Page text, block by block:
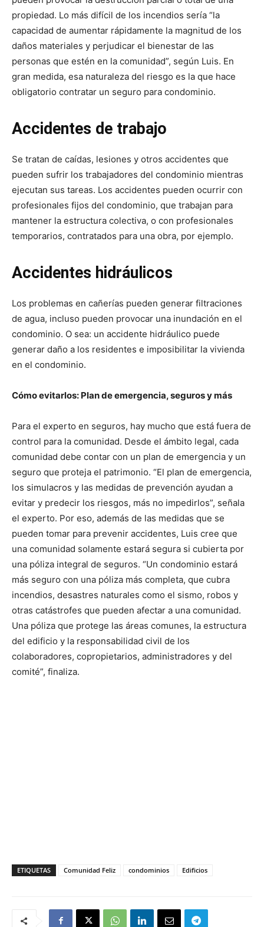
propiedad. Lo más difícil de los incendios sería “la
capacidad de aumentar rápidamente la magnitud de los
daños materiales y perjudicar el bienestar de las
personas que estén en la comunidad”, según Luis. En
gran medida, esa naturaleza del riesgo es la que hace
obligatorio contratar un seguro para condominio.
Accidentes de trabajo
Se tratan de caídas, lesiones y otros accidentes que
pueden sufrir los trabajadores del condominio mientras
ejecutan sus tareas. Los accidentes pueden ocurrir con
profesionales fijos del condominio, que trabajan para
mantener la estructura colectiva, o con profesionales
temporarios, contratados para una obra, por ejemplo.
Accidentes hidráulicos
Los problemas en cañerías pueden generar filtraciones
de agua, incluso pueden provocar una inundación en el
condominio. O sea: un accidente hidráulico puede
generar daño a los residentes e imposibilitar la vivienda
en el condominio.
Cómo evitarlos: Plan de emergencia, seguros y más
Para el experto en seguros, hay mucho que está fuera de
control para la comunidad. Desde el ámbito legal, cada
comunidad debe contar con un plan de emergencia y un
seguro que proteja el patrimonio. “El plan de emergencia,
los simulacros y las medidas de prevención ayudan a
evitar y predecir los riesgos, más no impedirlos”, señala
el experto. Por eso, además de las medidas que se
pueden tomar para prevenir accidentes, Luis cree que
una comunidad solamente estará segura si cubierta por
una póliza integral de seguros. “Un condominio estará
más seguro con una póliza más completa, que cubra
incendios, desastres naturales como el sismo, robos y
otras catástrofes que pueden afectar a una comunidad.
Una póliza que protege las áreas comunes, la estructura
del edificio y la responsabilidad civil de los
colaboradores, copropietarios, administradores y del
comité”, finaliza.
ETIQUETAS Comunidad Feliz condominios Edificios